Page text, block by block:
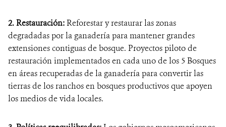
2. Restauración:Reforestar y restaurar las zonas
degradadas por la ganadería para mantener grandes
extensiones contiguas de bosque. Proyectos piloto de
restauración implementados en cada uno de los 5 Bosques
en áreas recuperadas de la ganadería para convertir las
tierras de los ranchos en bosques productivos que apoyen
los medios de vida locales.